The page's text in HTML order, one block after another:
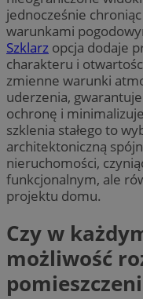
jednocześnie
warunkami
Szklarz opcja dodaje
charakteru i
zmienne warunki
uderzenia,
ochronę i
szklenia stałego to
architektoniczną
nieruchomości,
funkcjonalnym, ale
projektu domu.
Czy w
możliwość